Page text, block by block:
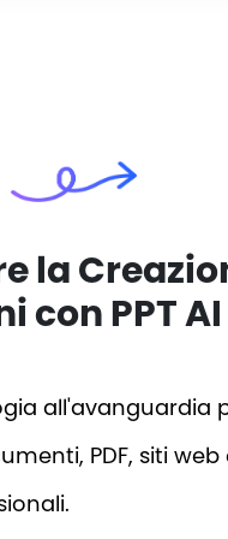
la
con PPT AI
all'avanguardia
PDF, siti web